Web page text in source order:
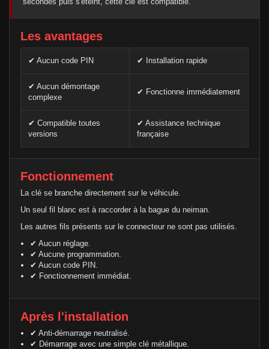
Les avantages
✔ Aucun code PIN ✔ Installation rapide
✔ Aucun démontage
complexe
✔ Fonctionne immédiatement
✔ Compatible toutes
versions
✔ Assistance technique
française
Fonctionnement
La clé se branche directement sur le véhicule.
Un seul fil blanc est à raccorder à la bague du neiman.
Les autres fils présents sur le connecteur ne sont pas utilisés.
✔ Aucun réglage.
✔ Aucune programmation.
✔ Aucun code PIN.
✔ Fonctionnement immédiat.
Après l'installation
✔ Anti-démarrage neutralisé.
✔ Démarrage avec une simple clé métallique.